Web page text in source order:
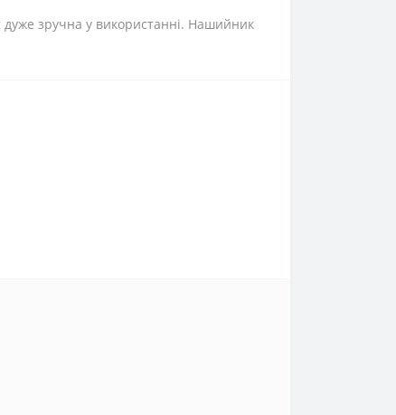
дуже зручна у використанні. Нашийник